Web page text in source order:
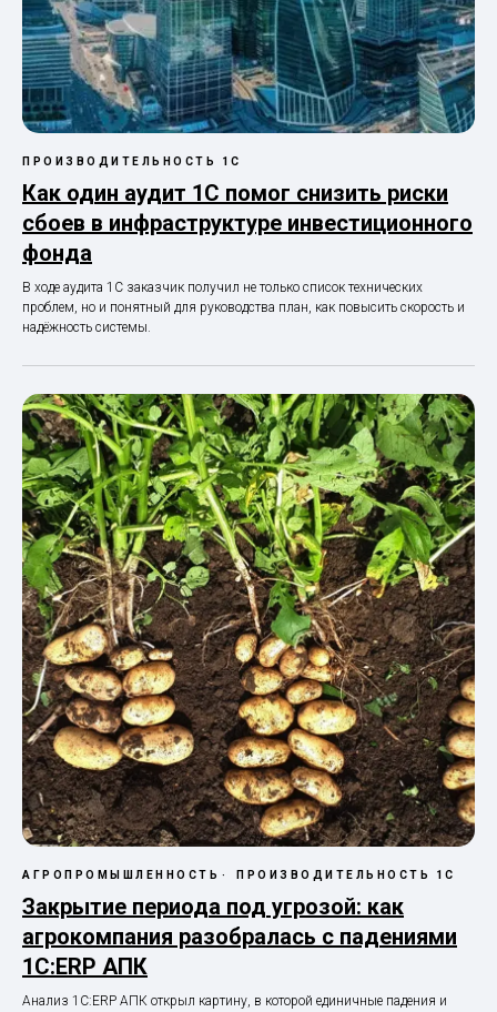
ПРОИЗВОДИТЕЛЬНОСТЬ 1С
Как один аудит 1С помог снизить риски
сбоев в инфраструктуре инвестиционного
фонда
В ходе аудита 1С заказчик получил не только список технических
проблем, но и понятный для руководства план, как повысить скорость и
надёжность системы.
АГРОПРОМЫШЛЕННОСТЬ ПРОИЗВОДИТЕЛЬНОСТЬ 1С
Закрытие периода под угрозой: как
агрокомпания разобралась с падениями
1С:ERP АПК
Анализ 1С:ERP АПК открыл картину, в которой единичные падения и